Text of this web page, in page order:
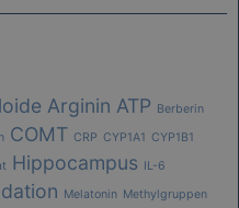
Arginin ATP
Berberin
COMT CRP CYP1A1
CYP1B1
Hippocampus IL-6
Melatonin Methylgruppen